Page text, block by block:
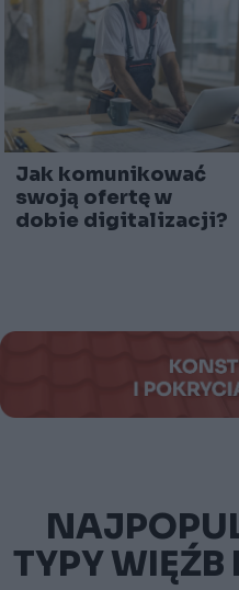
Jak komunikować
swoją ofertę w
dobie digitalizacji?
TYPY